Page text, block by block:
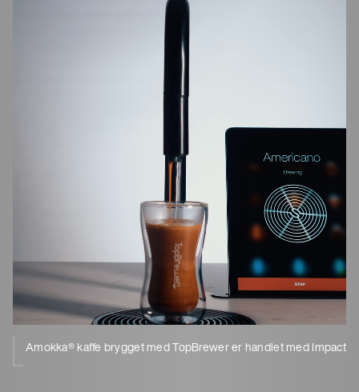
Amokka® kaffe brygget med TopBrewer er handlet med Impact